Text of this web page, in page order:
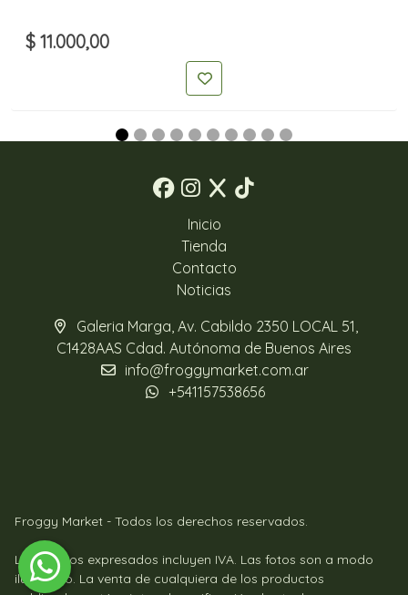
$ 11.000,00
Inicio
Tienda
Contacto
Noticias
Galeria Marga, Av. Cabildo 2350 LOCAL 51,
C1428AAS Cdad. Autónoma de Buenos Aires
info@froggymarket.com.ar
+541157538656
Froggy Market - Todos los derechos reservados.
Los precios expresados incluyen IVA. Las fotos son a modo
ilustrativo. La venta de cualquiera de los productos